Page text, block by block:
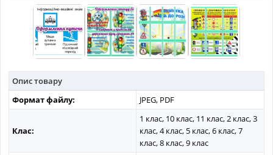
Опис товару
Формат файлу:
JPEG, PDF
Клас:
1 клас, 10 клас, 11 клас, 2 клас, 3
клас, 4 клас, 5 клас, 6 клас, 7
клас, 8 клас, 9 клас